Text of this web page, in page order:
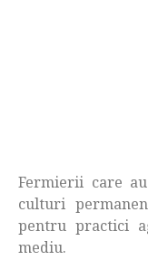
Fermierii care
culturi
pentru practici
mediu.